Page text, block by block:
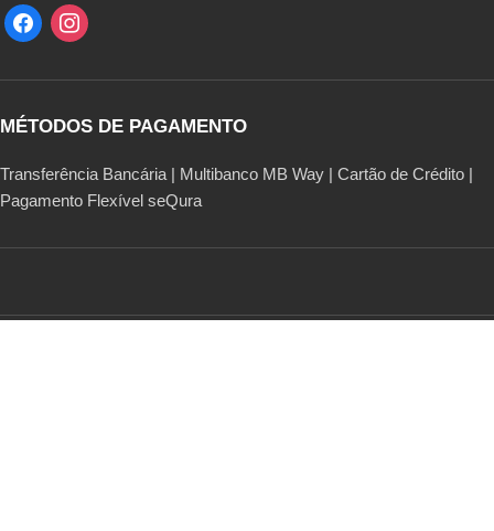
MÉTODOS DE PAGAMENTO
Transferência Bancária | Multibanco MB Way | Cartão de Crédito |
Pagamento Flexível seQura